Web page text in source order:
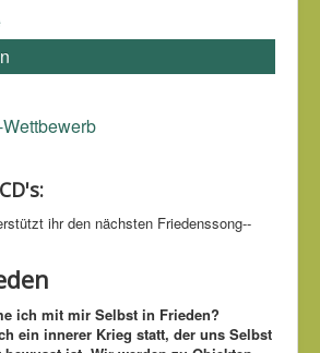
Siege sind die des Friedens
Ralph Waldo Emerson (1803-1882)
ihr den nächsten Friedens­song-­
ich mit mir Selbst in Frieden?
ein innerer Krieg statt, der uns Selbst